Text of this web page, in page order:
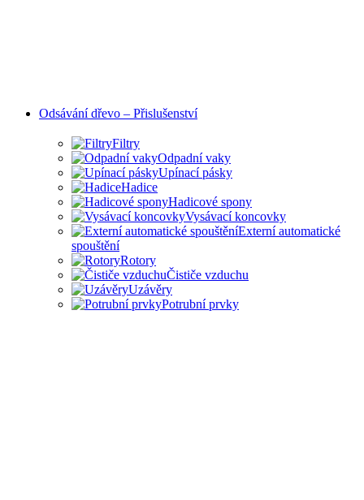
Odsávání dřevo – Přislušenství
Filtry
Odpadní vaky
Upínací pásky
Hadice
Hadicové spony
Vysávací koncovky
Externí automatické
spouštění
Rotory
Čističe vzduchu
Uzávěry
Potrubní prvky